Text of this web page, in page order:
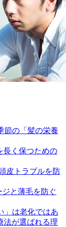
節の「髪の栄養
長く保つための
皮トラブルを防
と薄毛を防ぐ
」は老化ではあ
法が選ばれる理